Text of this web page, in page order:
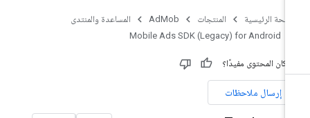
الرئيسية المنتجات AdMob
المساعدة والمنتدى
Mobile Ads SDK (Legacy) for Android
كان المحتوى مفيدًا؟
إرسال ملاحظات